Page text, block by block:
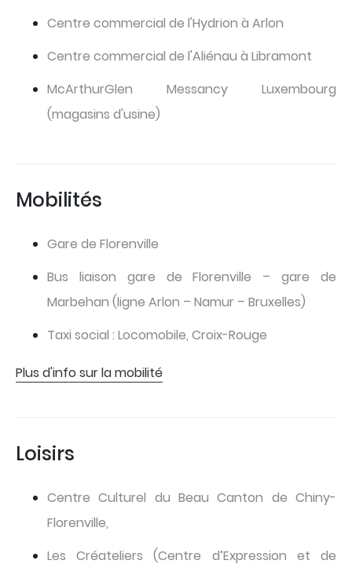
Centre commercial de l'Hydrion à Arlon
Centre commercial de l'Aliénau à Libramont
McArthurGlen Messancy Luxembourg
(magasins d'usine)
Mobilités
Gare de Florenville
Bus liaison gare de Florenville – gare de
Marbehan (ligne Arlon – Namur – Bruxelles)
Taxi social : Locomobile, Croix-Rouge
Plus d'info sur la mobilité
Loisirs
Centre Culturel du Beau Canton de Chiny-
Florenville,
Les Créateliers (Centre d’Expression et de